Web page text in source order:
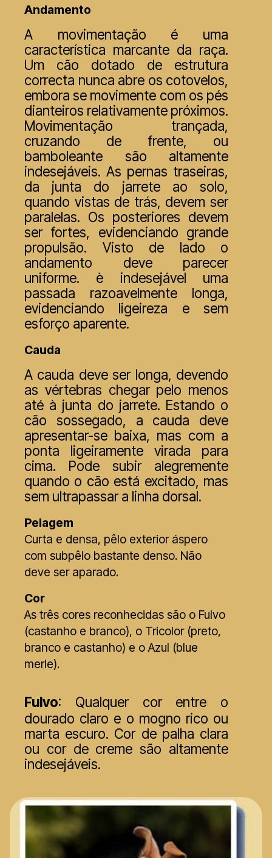
Andamento
A movimentação é uma
característica marcante da raça.
Um cão dotado de estrutura
correcta nunca abre os cotovelos,
embora se movimente com os pés
dianteiros relativamente próximos.
Movimentação trançada,
cruzando de frente, ou
bamboleante são altamente
indesejáveis. As pernas traseiras,
da junta do jarrete ao solo,
quando vistas de trás, devem ser
paralelas. Os posteriores devem
ser fortes, evidenciando grande
propulsão. Visto de lado o
andamento deve parecer
uniforme. è indesejável uma
passada razoavelmente longa,
evidenciando ligeireza e sem
esforço aparente.
Cauda
A cauda deve ser longa, devendo
as vértebras chegar pelo menos
até à junta do jarrete. Estando o
cão sossegado, a cauda deve
apresentar-se baixa, mas com a
ponta ligeiramente virada para
cima. Pode subir alegremente
quando o cão está excitado, mas
sem ultrapassar a linha dorsal.
Pelagem
Curta e densa, pêlo exterior áspero
com subpêlo bastante denso. Não
deve ser aparado.
Cor
As três cores reconhecidas são o Fulvo
(castanho e branco), o Tricolor (preto,
branco e castanho) e o Azul (blue
merle).
Fulvo: Qualquer cor entre o
dourado claro e o mogno rico ou
marta escuro. Cor de palha clara
ou cor de creme são altamente
indesejáveis.